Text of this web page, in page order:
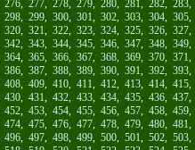
276, 277, 278, 279, 280, 281, 282, 283
298, 299, 300, 301, 302, 303, 304, 305
320, 321, 322, 323, 324, 325, 326, 327
342, 343, 344, 345, 346, 347, 348, 349
364, 365, 366, 367, 368, 369, 370, 371
386, 387, 388, 389, 390, 391, 392, 393
408, 409, 410, 411, 412, 413, 414, 415
430, 431, 432, 433, 434, 435, 436, 437
452, 453, 454, 455, 456, 457, 458, 459
474, 475, 476, 477, 478, 479, 480, 481
496, 497, 498, 499, 500, 501, 502, 503